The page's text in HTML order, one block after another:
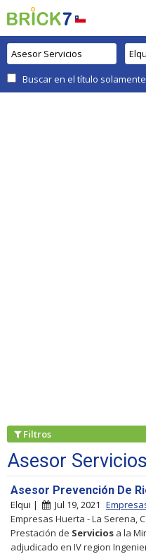
Buscar en el título solamente
Filtros
Asesor
Asesor Prevención De
Elqui | Jul 19, 2021
Empresas Huerta - La Serena,
Prestación de Servicios a la
adjudicado en IV region